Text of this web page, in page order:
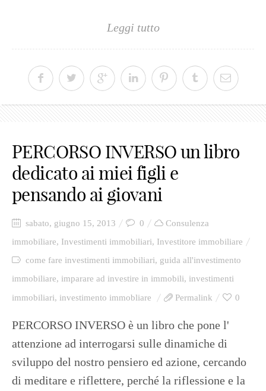
Leggi tutto
PERCORSO INVERSO un libro
dedicato ai miei figli e
pensando ai giovani
sabato, giugno 15, 2013 0
Consulenza
immobiliare, Investimenti immobiliari, Investitore immobiliare
come fare investimenti immobiliari, guida all'investimento
immobiliare, imparare ad investire in immobili, investimenti
immobiliari, investimento immobliare Permalink 0
PERCORSO INVERSO è un libro che pone l'
attenzione ad interrogarsi sulle dinamiche di
sviluppo del nostro pensiero ed azione, cercando
di meditare e riflettere, perché la riflessione e la